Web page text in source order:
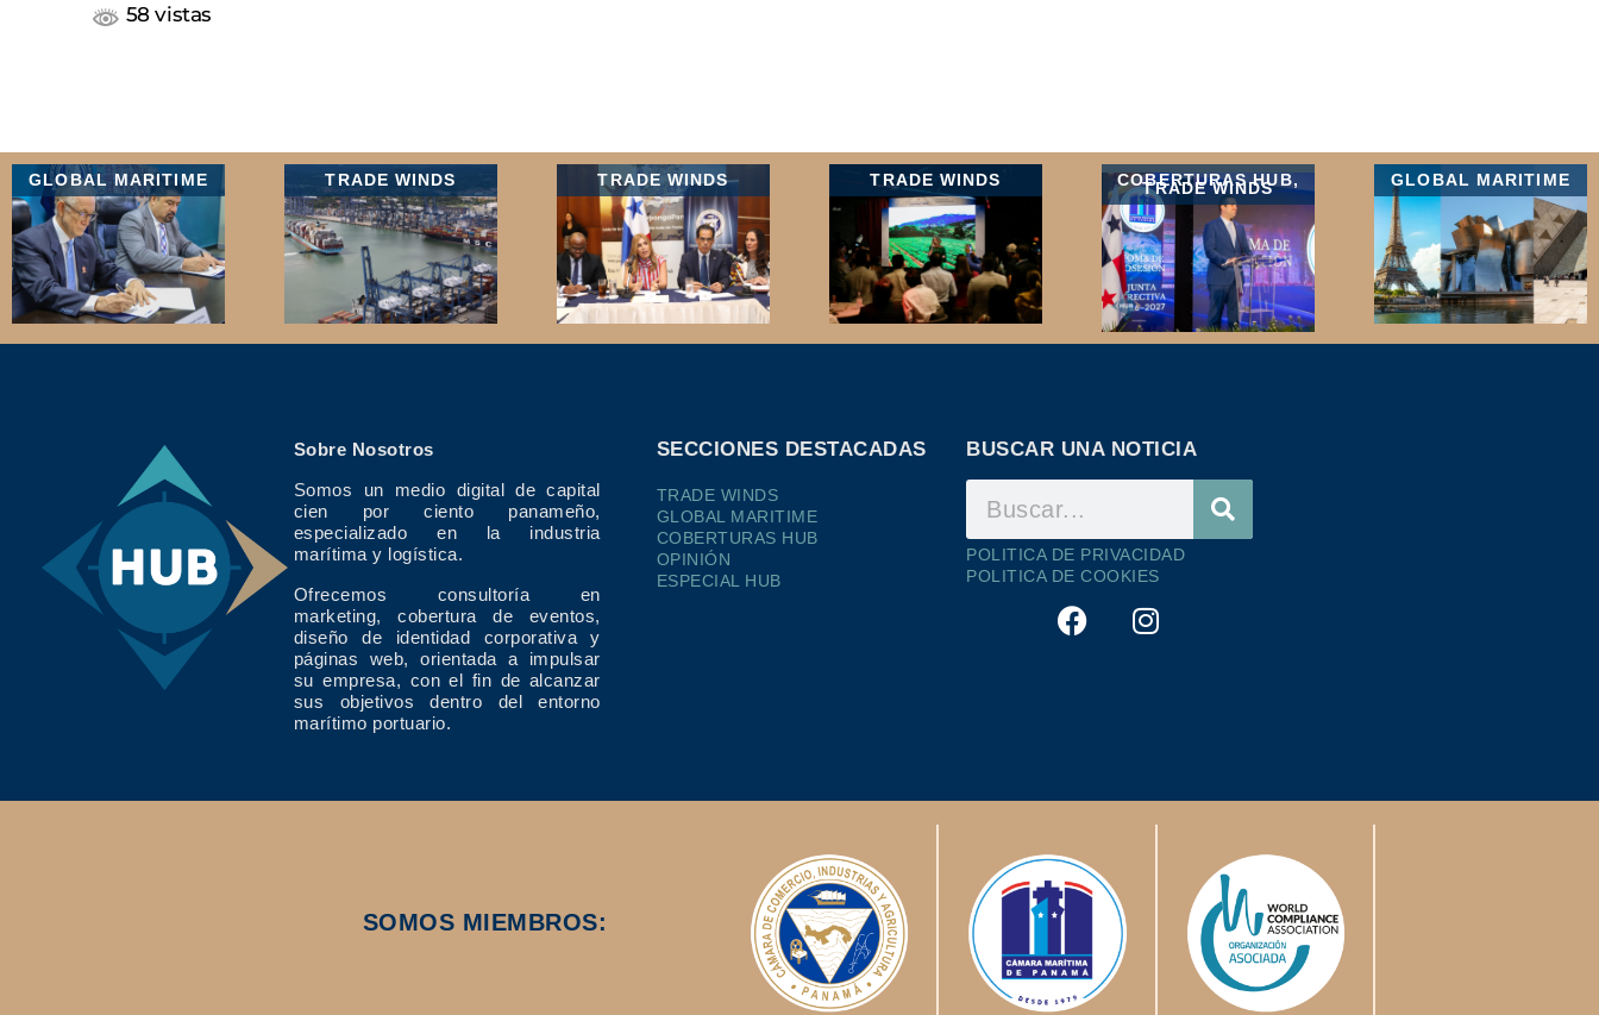
58 vistas
GLOBAL MARITIME TRADE WINDS TRADE WINDS TRADE WINDS COBERTURAS HUB,
TRADE WINDS GLOBAL MARITIME
Sobre Nosotros
Somos un medio digital de capital
cien por ciento panameño,
especializado en la industria
marítima y logística.
Ofrecemos consultoría en
marketing, cobertura de eventos,
diseño de identidad corporativa y
páginas web, orientada a impulsar
su empresa, con el fin de alcanzar
sus objetivos dentro del entorno
marítimo portuario.
SECCIONES DESTACADAS
TRADE WINDS
GLOBAL MARITIME
COBERTURAS HUB
OPINIÓN
ESPECIAL HUB
BUSCAR UNA NOTICIA
POLITICA DE PRIVACIDAD
POLITICA DE COOKIES
SOMOS MIEMBROS: